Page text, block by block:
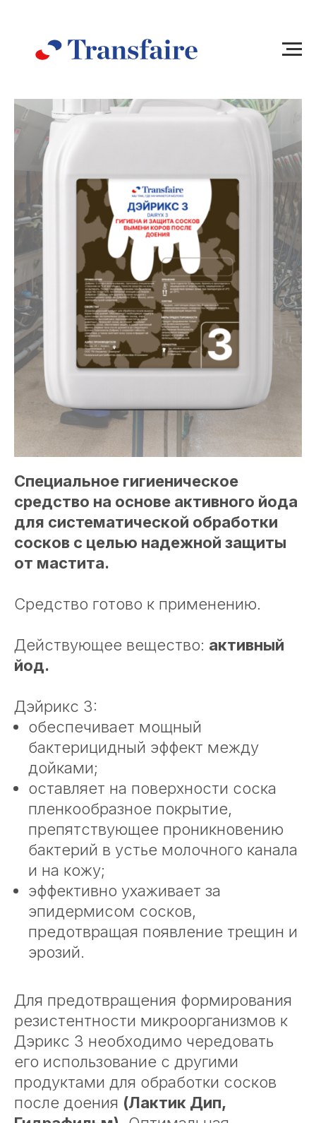
Специальное гигиеническое
средство на основе активного йода
для систематической обработки
сосков с целью надежной защиты
от мастита.
Средство готово к применению.
Действующее вещество: активный
йод.
Дэйрикс 3:
обеспечивает мощный
бактерицидный эффект между
дойками;
оставляет на поверхности соска
пленкообразное покрытие,
препятствующее проникновению
бактерий в устье молочного канала
и на кожу;
эффективно ухаживает за
эпидермисом сосков,
предотвращая появление трещин и
эрозий.
Для предотвращения формирования
резистентности микроорганизмов к
Дэрикс 3 необходимо чередовать
его использование с другими
продуктами для обработки сосков
после доения (Лактик Дип,